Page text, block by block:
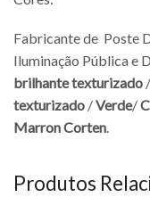
Fabricante de Poste
Iluminação Pública e
brilhante texturizado /
texturizado /Verde/
Marron Corten
Produtos